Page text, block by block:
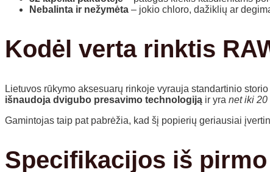
Nebalinta ir nežymėta – jokio chloro, dažiklių ar
Kodėl verta rinktis
Lietuvos rūkymo aksesuarų rinkoje vyrauja standartinio
išnaudoja dvigubo presavimo technologiją ir yra net iki
Gamintojas taip pat pabrėžia, kad šį popierių geriausiai
Specifikacijos iš